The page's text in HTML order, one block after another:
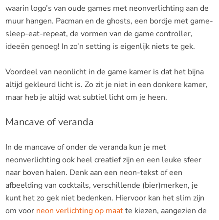
waarin logo’s van oude games met neonverlichting aan de
muur hangen. Pacman en de ghosts, een bordje met game-
sleep-eat-repeat, de vormen van de game controller,
ideeën genoeg! In zo’n setting is eigenlijk niets te gek.
Voordeel van neonlicht in de game kamer is dat het bijna
altijd gekleurd licht is. Zo zit je niet in een donkere kamer,
maar heb je altijd wat subtiel licht om je heen.
Mancave of veranda
In de mancave of onder de veranda kun je met
neonverlichting ook heel creatief zijn en een leuke sfeer
naar boven halen. Denk aan een neon-tekst of een
afbeelding van cocktails, verschillende (bier)merken, je
kunt het zo gek niet bedenken. Hiervoor kan het slim zijn
om voor neon verlichting op maatte kiezen, aangezien de